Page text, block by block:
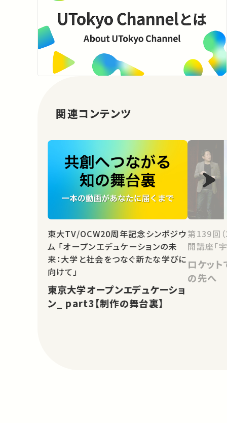
関連コンテンツ
東大TV/OCW20周年記念シンポジウ
ム 「オープンエデュケーションの未
来：大学と社会をつなぐ新たな学びに
向けて」
東京大学オープンエデュケーショ
ン_ part3【制作の舞台裏】
第139回
開講座「
ロケット
の先へ